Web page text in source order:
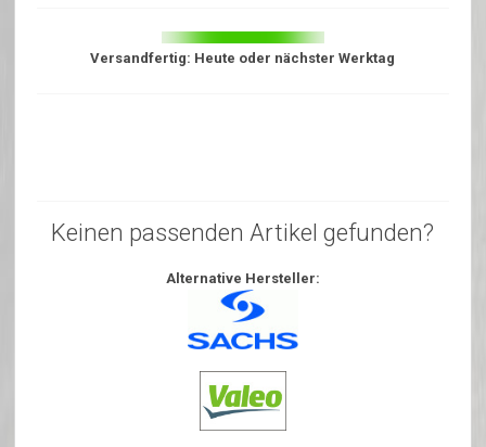
Versandfertig: Heute oder nächster Werktag
Keinen passenden Artikel gefunden?
Alternative Hersteller: